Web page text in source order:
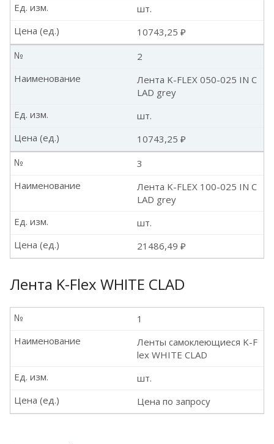
шт.
Ед. изм.
10743,25 ₽
Цена (ед.)
2
№
Лента K-FLEX 050-025 IN C
LAD grey
Наименование
шт.
Ед. изм.
10743,25 ₽
Цена (ед.)
3
№
Лента K-FLEX 100-025 IN C
LAD grey
Наименование
шт.
Ед. изм.
21486,49 ₽
Цена (ед.)
Лента K-Flex WHITE CLAD
1
№
Ленты самоклеющиеся K-F
lex WHITE CLAD
Наименование
шт.
Ед. изм.
Цена по запросу
Цена (ед.)